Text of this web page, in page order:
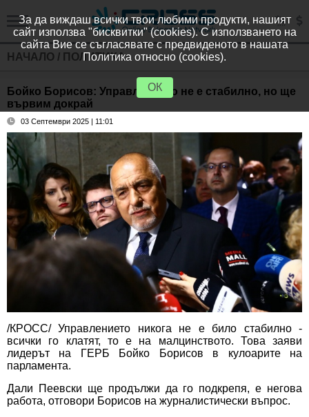
НАЧАЛО / ПОЛИТИКА
Бойко Борисов: Управлението не е стабилно, но ще
вървим докрай
03 Септември 2025 | 11:01
/КРОСС/ Управлението никога не е било стабилно -
всички го клатят, то е на малцинството. Това заяви
лидерът на ГЕРБ Бойко Борисов в кулоарите на
парламента.
Дали Пеевски ще продължи да го подкрепя, е негова
работа, отговори Борисов на журналистически въпрос.
За да виждаш всички твои любими продукти, нашият
сайт използва "бисквитки" (cookies). С използването на
сайта Вие се съгласявате с предвиденото в нашата
Политика относно (cookies).
ОК